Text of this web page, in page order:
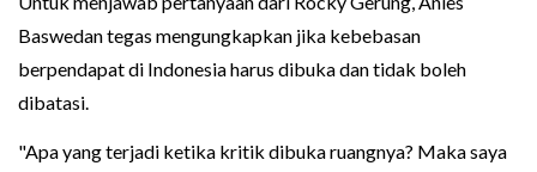
Baswedan tegas mengungkapkan jika kebebasan
berpendapat di Indonesia harus dibuka dan tidak boleh
dibatasi.
"Apa yang terjadi ketika kritik dibuka ruangnya? Maka saya